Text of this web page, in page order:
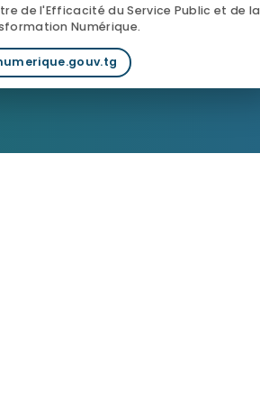
de l'Efficacité du Service Public et de la
Numérique.